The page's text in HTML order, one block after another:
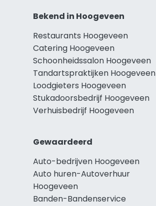
Bekend in Hoogeveen
Restaurants Hoogeveen
Catering Hoogeveen
Schoonheidssalon Hoogeveen
Tandartspraktijken Hoogeveen
Loodgieters Hoogeveen
Stukadoorsbedrijf Hoogeveen
Verhuisbedrijf Hoogeveen
Gewaardeerd
Auto-bedrijven Hoogeveen
Auto huren-Autoverhuur
Hoogeveen
Banden-Bandenservice